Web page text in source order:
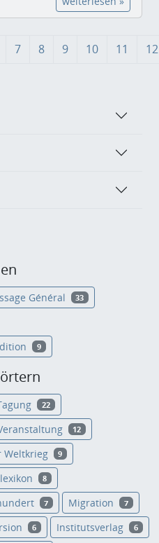
7 8 9 10 11 12
Général 33
9
22
12
Weltkrieg 9
8
7 Migration 7
6 Institutsverlag 6